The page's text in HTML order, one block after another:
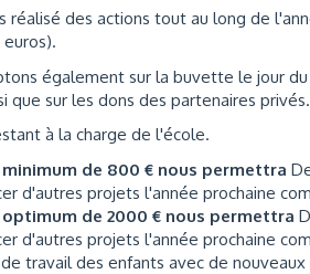
réalisé des actions tout au long de
également sur la buvette le jour
que sur les dons des partenaires privés.
à la charge de l'école.
de 800 € nous permettra
d'autres projets l'année prochaine
de 2000 € nous permettra
d'autres projets l'année prochaine
travail des enfants avec de